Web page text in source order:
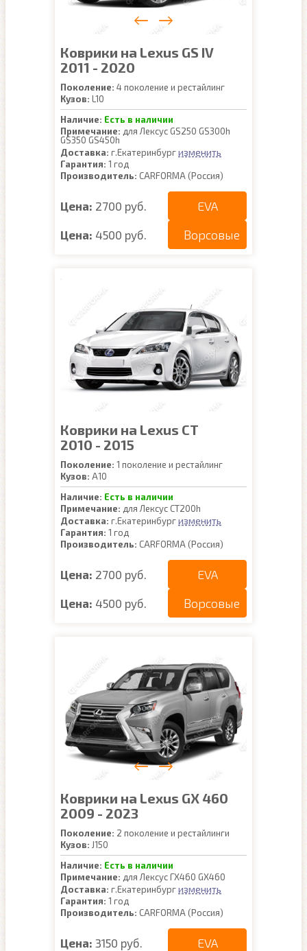
Коврики на Lexus GS IV
2011 - 2020
Поколение: 4 поколение и рестайлинг
Кузов: L10
Наличие: Есть в наличии
Примечание: для Лексус GS250 GS300h
GS350 GS450h
Доставка: г.Екатеринбургизменить
Гарантия: 1 год
Производитель: CARFORMA (Россия)
Цена: 2700 руб. EVA
Цена: 4500 руб. Ворсовые
Коврики на Lexus CT
2010 - 2015
Поколение: 1 поколение и рестайлинг
Кузов: A10
Наличие: Есть в наличии
Примечание: для Лексус CT200h
Доставка: г.Екатеринбургизменить
Гарантия: 1 год
Производитель: CARFORMA (Россия)
Цена: 2700 руб. EVA
Цена: 4500 руб. Ворсовые
Коврики на Lexus GX 460
2009 - 2023
Поколение: 2 поколение и рестайлинги
Кузов: J150
Наличие: Есть в наличии
Примечание: для Лексус ГХ460 GX460
Доставка: г.Екатеринбургизменить
Гарантия: 1 год
Производитель: CARFORMA (Россия)
Цена: 3150 руб. EVA